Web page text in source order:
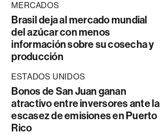
MERCADOS
Brasil deja al mercado mundial
del azúcar con menos
información sobre su cosecha y
producción
ESTADOS UNIDOS
Bonos de San Juan ganan
atractivo entre inversores ante la
escasez de emisiones en Puerto
Rico